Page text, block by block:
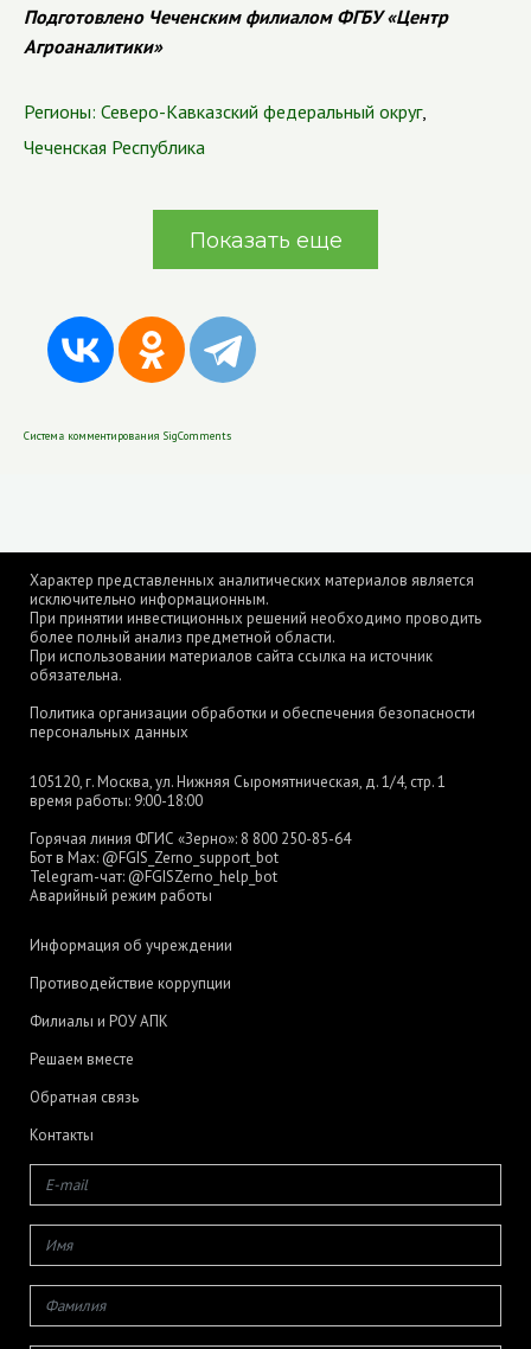
Подготовлено Чеченским филиалом ФГБУ «Центр
Агроаналитики»
Регионы: Северо-Кавказский федеральный округ,
Чеченская Республика
Показать еще
Система комментирования SigComments
Характер представленных аналитических материалов является
исключительно информационным.
При принятии инвестиционных решений необходимо проводить
более полный анализ предметной области.
При использовании материалов сайта ссылка на источник
обязательна.
Политика организации обработки и обеспечения безопасности
персональных данных
105120, г. Москва, ул. Нижняя Сыромятническая, д. 1/4, стр. 1
время работы: 9:00-18:00
Горячая линия ФГИС «Зерно»: 8 800 250-85-64
Бот в Max: @FGIS_Zerno_support_bot
Telegram-чат: @FGISZerno_help_bot
Аварийный режим работы
Информация об учреждении
Противодействие коррупции
Филиалы и РОУ АПК
Решаем вместе
Обратная связь
Контакты